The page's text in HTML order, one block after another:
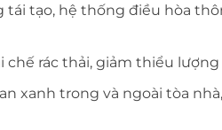
tạo, hệ thống điều hòa
rác thải, giảm thiểu
xanh trong và ngoài tòa